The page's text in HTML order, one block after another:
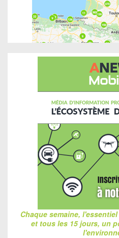
Chaque semaine,
et tous les 15 jours, un